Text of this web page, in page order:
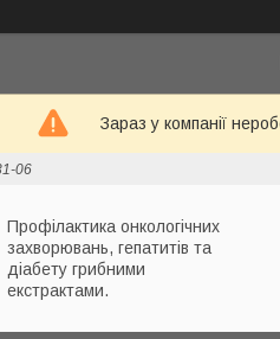
Зараз у компанії
06
Профілактика онкологічних
захворювань, гепатитів та
діабету грибними
екстрактами.